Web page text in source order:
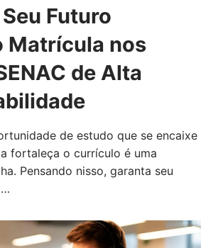
Futuro
Matrícula nos
de Alta
de estudo que se encaixe
fortaleça o currículo é uma
Pensando nisso, garanta seu